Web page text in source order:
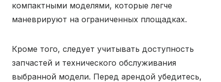
компактными моделями, которые легче
маневрируют на ограниченных площадках.
Кроме того, следует учитывать доступность
запчастей и технического обслуживания
выбранной модели. Перед арендой убедитесь,